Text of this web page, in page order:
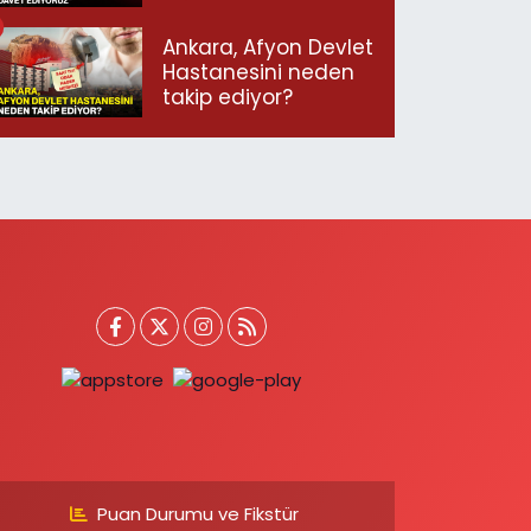
ediyoruz”
Ankara, Afyon Devlet
Hastanesini neden
takip ediyor?
Puan Durumu ve Fikstür